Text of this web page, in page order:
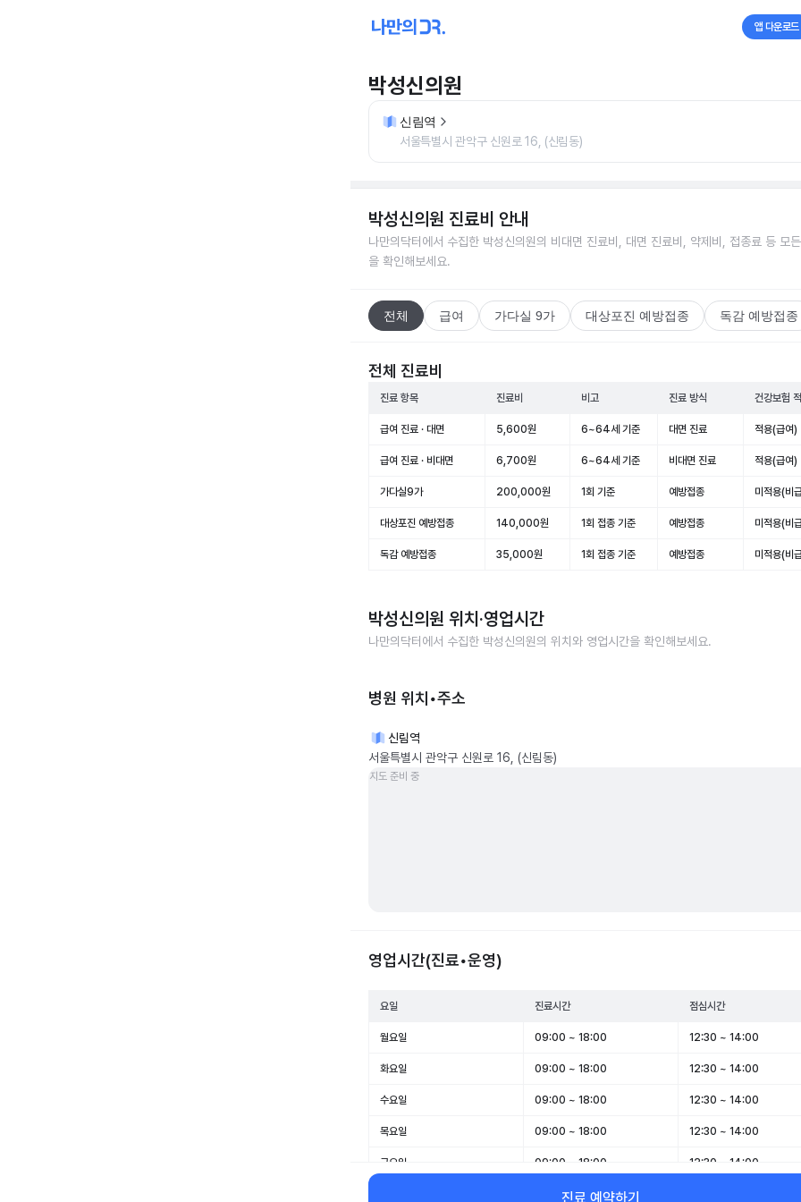
앱 다운로드
박성신의원
신림역
서울특별시 관악구 신원로 16, (신림동)
박성신의원 진료비 안내
나만의닥터에서 수집한 박성신의원의 비대면 진료비, 대면 진료비, 약제비, 접종료 등 모
을 확인해보세요.
전체 급여 가다실 9가 대상포진 예방접종 독감 예방접종
전체 진료비
진료 항목 진료비 비고 진료 방식 건강보험
급여 진료 · 대면 5,600원 6~64세 기준 대면 진료 적용(급여)
급여 진료 · 비대면 6,700원 6~64세 기준 비대면 진료 적용(급여)
가다실9가 200,000원 1회 기준 예방접종 미적용(비
대상포진 예방접종 140,000원 1회 접종 기준 예방접종 미적용(비
독감 예방접종 35,000원 1회 접종 기준 예방접종 미적용(비
박성신의원 위치·영업시간
나만의닥터에서 수집한 박성신의원의 위치와 영업시간을 확인해보세요.
병원 위치•주소
신림역
서울특별시 관악구 신원로 16, (신림동)
지도 준비 중
영업시간(진료•운영)
요일 진료시간 점심시간
월요일 09:00 ~ 18:00 12:30 ~ 14:00
화요일 09:00 ~ 18:00 12:30 ~ 14:00
수요일 09:00 ~ 18:00 12:30 ~ 14:00
목요일 09:00 ~ 18:00 12:30 ~ 14:00
금요일 09:00 ~ 18:00 12:30 ~ 14:00
09:00 ~ 12:00
진료 예약하기